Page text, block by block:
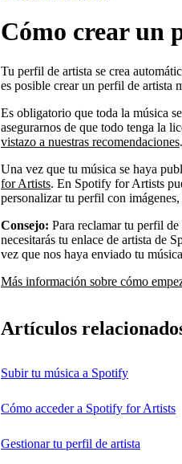
Cómo crear un
Tu perfil de artista se crea
es posible crear un perfil de artista
Es obligatorio que toda la música
asegurarnos de que todo tenga la
vistazo a nuestras recomendaciones.
Una vez que tu música se haya
for Artists. En Spotify for Artists
personalizar tu perfil con
Consejo: Para reclamar tu perfil
necesitarás tu enlace de artista de
vez que nos haya enviado tu
Más información sobre cómo
Artículos
Subir tu música a Spotify
Cómo acceder a Spotify for Artists
Gestionar tu perfil de artista